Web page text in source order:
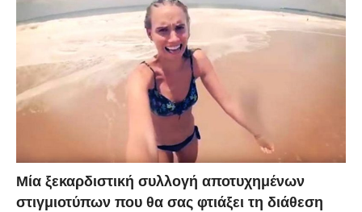
Μία ξεκαρδιστική συλλογή αποτυχημένων
στιγμιοτύπων που θα σας φτιάξει τη διάθεση